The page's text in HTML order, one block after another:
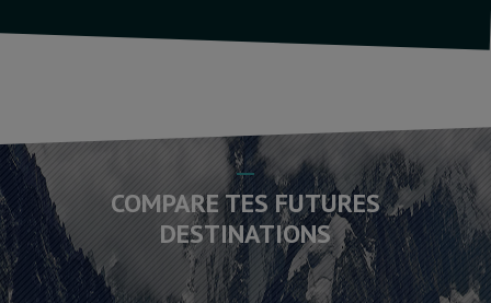
COMPARE TES FUTURES
DESTINATIONS